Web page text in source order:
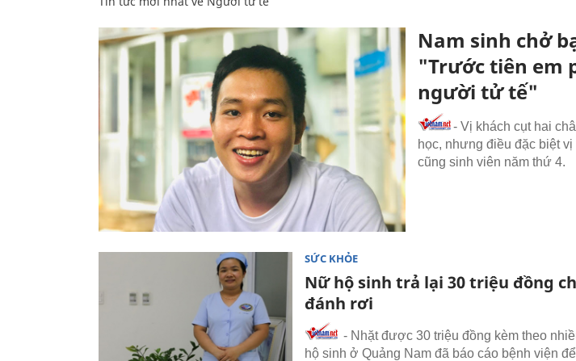
Nam sinh chở
"Trước tiên em
người tử tế"
- Vị khách cụt hai
học, nhưng điều đặc biệt
cũng sinh viên năm thứ 4.
SỨC KHỎE
Nữ hộ sinh trả lại 30 triệu đồng
đánh rơi
- Nhặt được 30 triệu đồng kèm theo
hộ sinh ở Quảng Nam đã báo cáo bệnh viện